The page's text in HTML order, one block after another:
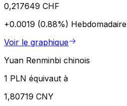
0,217649 CHF
+0.0019 (0.88%) Hebdomadaire
Voir le graphique
Yuan Renminbi chinois
1 PLN équivaut à
1,80719 CNY